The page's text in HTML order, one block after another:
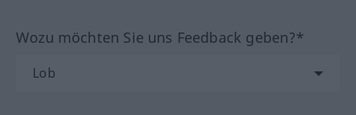
Wozu möchten Sie uns Feedback geben?*